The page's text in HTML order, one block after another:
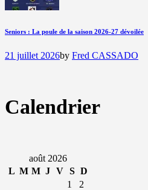
Seniors : La poule de la saison 2026-27 dévoilée
21 juillet 2026by Fred CASSADO
Calendrier
août 2026
L M M J V S D
1
2